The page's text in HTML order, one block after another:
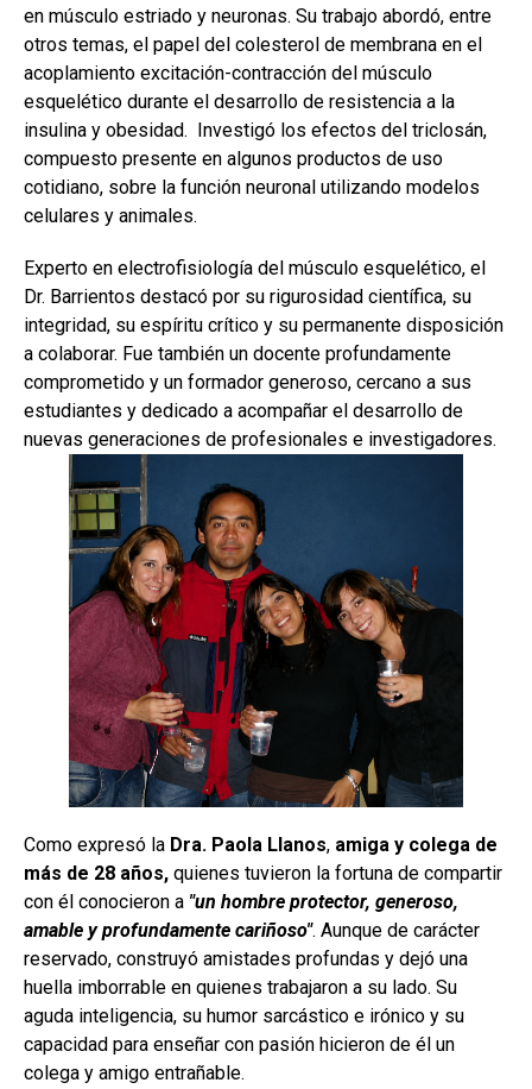
en músculo estriado y neuronas. Su trabajo abordó, entre
otros temas, el papel del colesterol de membrana en el
acoplamiento excitación-contracción del músculo
esquelético durante el desarrollo de resistencia a la
insulina y obesidad. Investigó los efectos del triclosán,
compuesto presente en algunos productos de uso
cotidiano, sobre la función neuronal utilizando modelos
celulares y animales.
Experto en electrofisiología del músculo esquelético, el
Dr. Barrientos destacó por su rigurosidad científica, su
integridad, su espíritu crítico y su permanente disposición
a colaborar. Fue también un docente profundamente
comprometido y un formador generoso, cercano a sus
estudiantes y dedicado a acompañar el desarrollo de
nuevas generaciones de profesionales e investigadores.
Como expresó la Dra. Paola Llanos, amiga y colega de
más de 28 años, quienes tuvieron la fortuna de compartir
con él conocieron a "un hombre protector, generoso,
amable y profundamente cariñoso". Aunque de carácter
reservado, construyó amistades profundas y dejó una
huella imborrable en quienes trabajaron a su lado. Su
aguda inteligencia, su humor sarcástico e irónico y su
capacidad para enseñar con pasión hicieron de él un
colega y amigo entrañable.